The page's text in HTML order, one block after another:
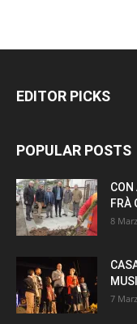
EDITOR PICKS
POPULAR POSTS
CON
FRÀ
8
7